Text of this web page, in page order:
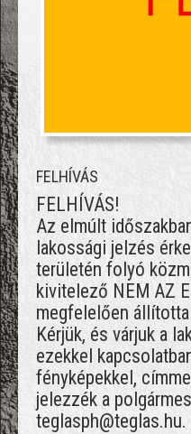
FELHÍVÁS
FELHÍVÁS!
Az elmúlt
lakossági jelzés
területén folyó
kivitelező NEM AZ
megfelelően
Kérjük, és várjuk a
ezekkel
fényképekkel,
jelezzék a
teglasph@teglas.hu.